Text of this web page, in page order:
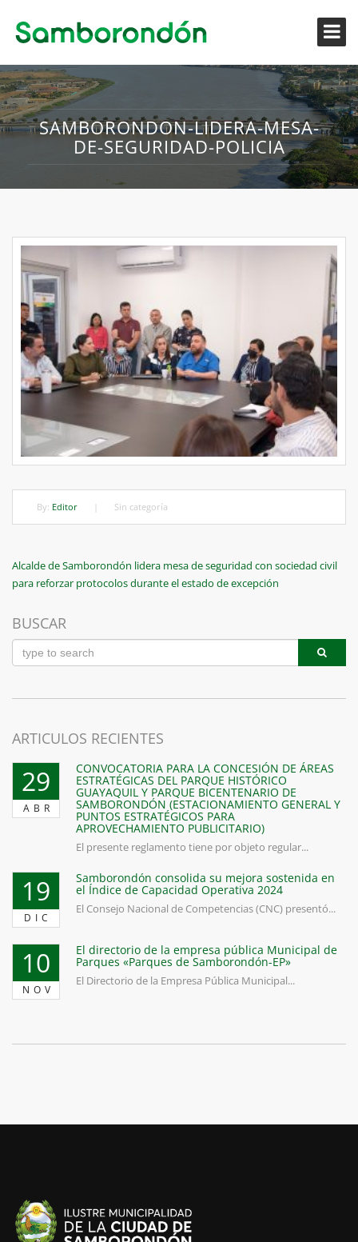
SAMBORONDON-LIDERA-MESA-
DE-SEGURIDAD-POLICIA
By: Editor Sin categoría
Navegación
de
entradas
Previous
Post
Alcalde de Samborondón lidera mesa de seguridad con sociedad civil
para reforzar protocolos durante el estado de excepción
BUSCAR
ARTICULOS RECIENTES
29
ABR
CONVOCATORIA PARA LA CONCESIÓN DE ÁREAS
ESTRATÉGICAS DEL PARQUE HISTÓRICO
GUAYAQUIL Y PARQUE BICENTENARIO DE
SAMBORONDÓN (ESTACIONAMIENTO GENERAL Y
PUNTOS ESTRATÉGICOS PARA
APROVECHAMIENTO PUBLICITARIO)
El presente reglamento tiene por objeto regular...
19
DIC
Samborondón consolida su mejora sostenida en
el Índice de Capacidad Operativa 2024
El Consejo Nacional de Competencias (CNC) presentó...
10
NOV
El directorio de la empresa pública Municipal de
Parques «Parques de Samborondón-EP»
El Directorio de la Empresa Pública Municipal...